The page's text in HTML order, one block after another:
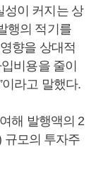
성이 커지는 상
행의 적기를
향을 상대적
비용을 줄이
라고 말했다.
해 발행액의 2
규모의 투자주